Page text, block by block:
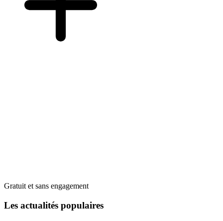
Gratuit et sans engagement
Les actualités populaires